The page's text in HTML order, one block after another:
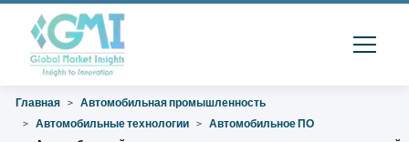
Главная
Автомобильная промышленность
Автомобильные технологии
Автомобильное ПО